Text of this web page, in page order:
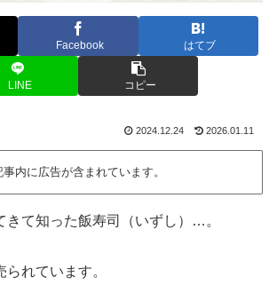
Facebook はてブ
LINE コピー
2024.12.24 2026.01.11
事内に広告が含まれています。
きて知った飯寿司（いずし）…。
れています。